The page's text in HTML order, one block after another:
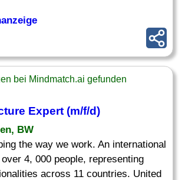
bei Mindmatch.ai gefunden
Expert (m/f/d)
BW
the way we work. An international
4, 000 people, representing
across 11 countries. United